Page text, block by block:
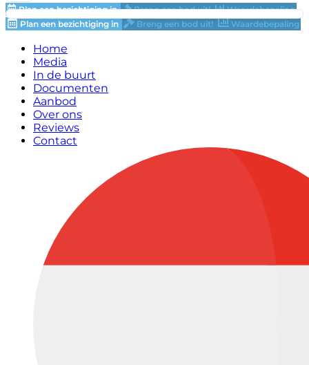
Plan een bezichtiging in Breng een bod uit!
Waardebepaling
Plan een bezichtiging in
Breng een bod uit! Waardebepaling
Home
Media
In de buurt
Documenten
Aanbod
Over ons
Reviews
Contact